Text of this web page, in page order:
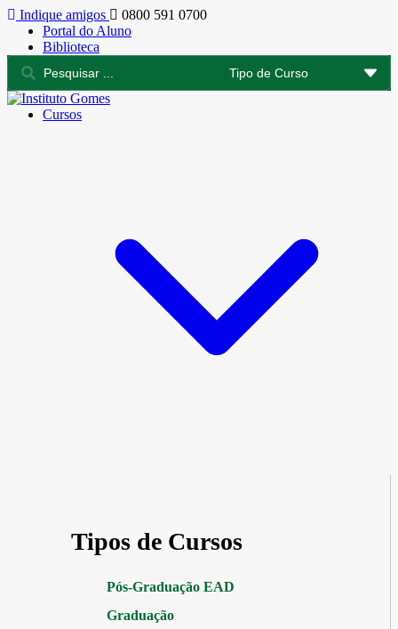
Indique amigos
0800 591 0700
Portal do Aluno
Biblioteca
Cursos
Tipos de Cursos
Pós-Graduação EAD
Graduação